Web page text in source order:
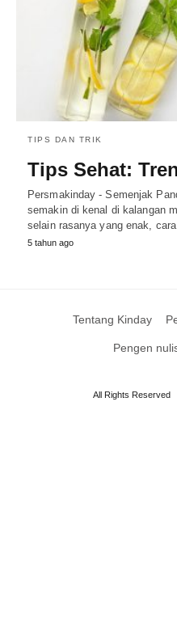
TIPS DAN TRIK
Tips Sehat:
Persmakinday - Semenjak
semakin di kenal di kalangan
selain rasanya yang enak,
5 tahun ago
Tentang Kinday
Pengen
All Rights Reserved